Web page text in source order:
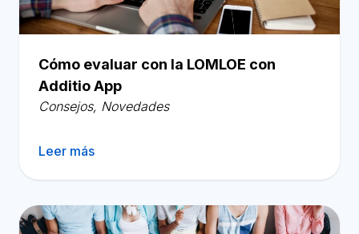
Cómo evaluar con la LOMLOE con
Additio App
Consejos, Novedades
Leer más